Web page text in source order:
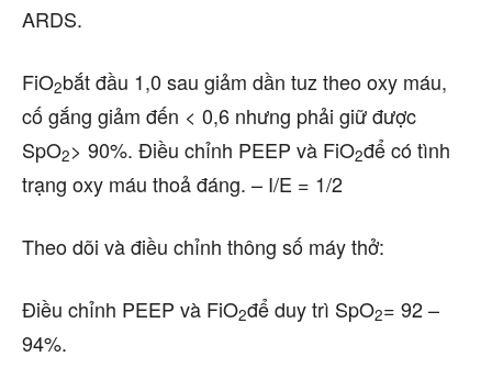
ARDS.
FiO2bắt đầu 1,0 sau giảm dần tuz theo oxy máu,
cố gắng giảm đến < 0,6 nhưng phải giữ được
SpO2> 90%. Điều chỉnh PEEP và FiO2để có tình
trạng oxy máu thoả đáng. – I/E = 1/2
Theo dõi và điều chỉnh thông số máy thở:
Điều chỉnh PEEP và FiO2để duy trì SpO2= 92 –
94%.